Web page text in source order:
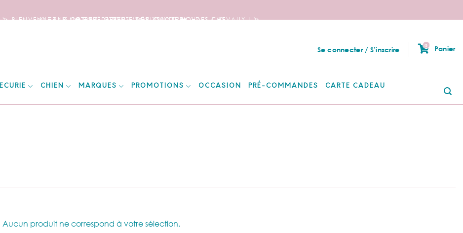
🦄 BIENVENUE SUR NOTRE SITE DEDIE AUX AMOUREUX DES CHEVAUX ! 🦄
📦 FRAIS DE PORT OFFERTS DÈS 150€ D’ACHATS ! 📦
❤️ EXPÉDITIONS WORLDWIDE ❤️
Se connecter / S’inscrire
0 Panier
ECURIE CHIEN MARQUES PROMOTIONS OCCASION PRÉ-COMMANDES
CARTE CADEAU
Aucun produit ne correspond à votre sélection.